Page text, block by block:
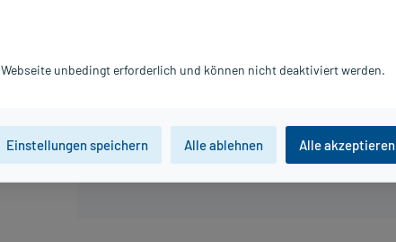
Jetzt Rezept einlösen
unbedingt erforderlich und können nicht deaktiviert werden.
Einstellungen speichern Alle ablehnen Alle akzeptieren